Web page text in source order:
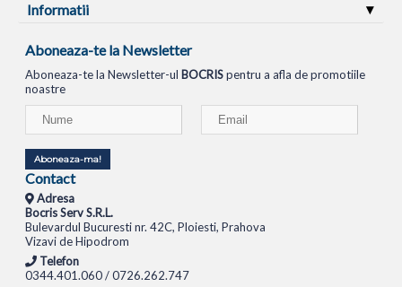
Informatii
Aboneaza-te la Newsletter
Aboneaza-te la Newsletter-ul BOCRISpentru a afla de promotiile
noastre
Aboneaza-ma!
Contact
Adresa
Bocris Serv S.R.L.
Bulevardul Bucuresti nr. 42C, Ploiesti, Prahova
Vizavi de Hipodrom
Telefon
0344.401.060 / 0726.262.747